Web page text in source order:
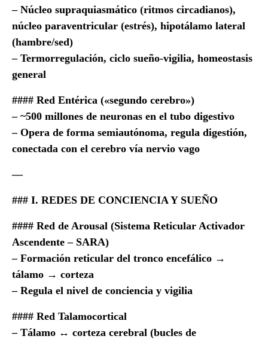
– Núcleo supraquiasmático (ritmos circadianos),
núcleo paraventricular (estrés), hipotálamo lateral
(hambre/sed)
– Termorregulación, ciclo sueño-vigilia, homeostasis
general
#### Red Entérica («segundo cerebro»)
– ~500 millones de neuronas en el tubo digestivo
– Opera de forma semiautónoma, regula digestión,
conectada con el cerebro vía nervio vago
—
### I. REDES DE CONCIENCIA Y SUEÑO
#### Red de Arousal (Sistema Reticular Activador
Ascendente – SARA)
– Formación reticular del tronco encefálico →
tálamo → corteza
– Regula el nivel de conciencia y vigilia
#### Red Talamocortical
– Tálamo ↔ corteza cerebral (bucles de